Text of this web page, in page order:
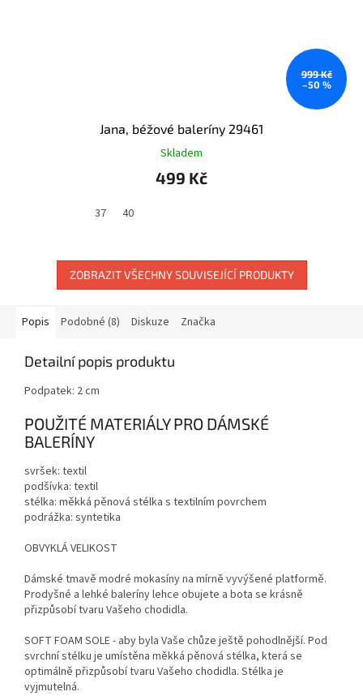
999 Kč
–50 %
Jana, béžové baleríny 29461
Skladem
499 Kč
37 40
ZOBRAZIT VŠECHNY SOUVISEJÍCÍ PRODUKTY
Popis Podobné (8) Diskuze Značka
Detailní popis produktu
Podpatek: 2 cm
POUŽITÉ MATERIÁLY PRO DÁMSKÉ
BALERÍNY
svršek: textil
podšívka: textil
stélka: měkká pěnová stélka s textilním povrchem
podrážka: syntetika
OBVYKLÁ VELIKOST
Dámské tmavě modré mokasíny na mírně vyvýšené platformě.
Prodyšné a lehké baleríny lehce obujete a bota se krásně
přizpůsobí tvaru Vašeho chodidla.
SOFT FOAM SOLE - aby byla Vaše chůze ještě pohodlnější. Pod
svrchní stélku je umístěna měkká pěnová stélka, která se
optimálně přizpůsobí tvaru Vašeho chodidla. Stélka je
vyjmutelná.